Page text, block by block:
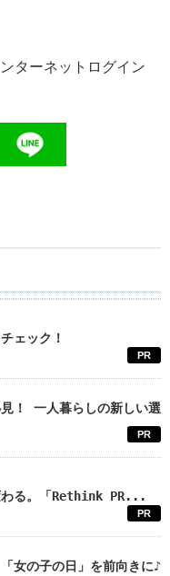
ターネットログイン
ェック！
PR
！ 一人暮らしの新しい選
PR
わる。「Rethink PR...
PR
女の子の日」を前向きに♪